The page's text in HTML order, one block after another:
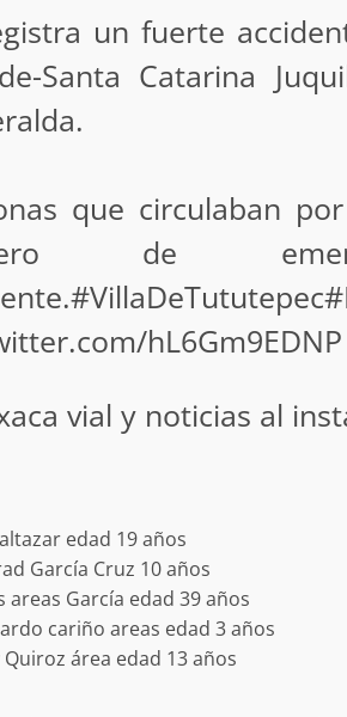
un fuerte
Santa Catarina
que circulaban
de
#VillaDeTututepec
hL6Gm9EDNP
vial y noticias al
edad 19 años
García Cruz 10 años
areas García edad 39 años
cariño areas edad 3 años
Quiroz área edad 13 años
Se normaliza la circulación
altura del puente Templadera,
Tapanatepec
Secretaría de
presencia institucional
Mazatlán
admin 20 julio 2026